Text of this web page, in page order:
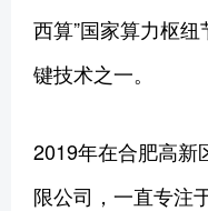
西算”国家算力枢
键技术之一。
2019年在合肥高新
限公司，一直专注